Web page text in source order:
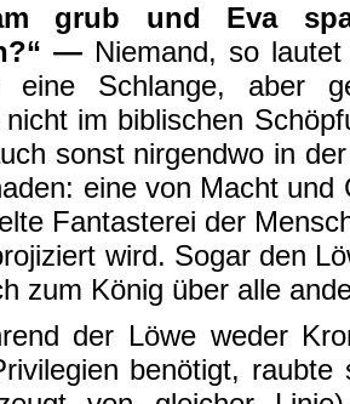
grub und Eva
— Niemand, so
eine Schlange, aber
im biblischen
sonst nirgendwo in
eine von Macht und
Fantasterei der
wird. Sogar den
zum König über alle
der Löwe weder
benötigt, raubte